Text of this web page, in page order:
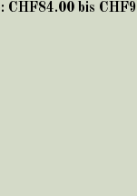
CHF84.00 bis